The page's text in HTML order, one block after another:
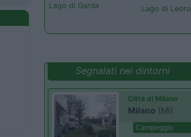
Lago di Garda
Lago di Ledro
Segnalati nei dintorni
Città di Milano
Milano (MI)
Campeggio